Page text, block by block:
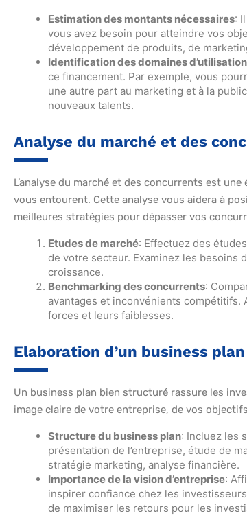
Estimation des montants nécessaires:
vous avez besoin pour atteindre vos
développement de produits, de
Identification des domaines
ce financement. Par exemple, vous
une autre part au marketing et à la
nouveaux talents.
Analyse du marché et des
L’analyse du marché et des concurrents est
vous entourent. Cette analyse vous aidera à
meilleures stratégies pour dépasser vos
Etudes de marché: Effectuez des
de votre secteur. Examinez les besoins
croissance.
Benchmarking des concurrents:
avantages et inconvénients
forces et leurs faiblesses.
Elaboration d’un business
Un business plan bien structuré rassure les
image claire de votre entreprise, de vos
Structure du business plan: Incluez les
présentation de l’entreprise, étude de
stratégie marketing, analyse financière.
Importance de la vision d’entreprise:
inspirer confiance chez les
de maximiser les retours pour les